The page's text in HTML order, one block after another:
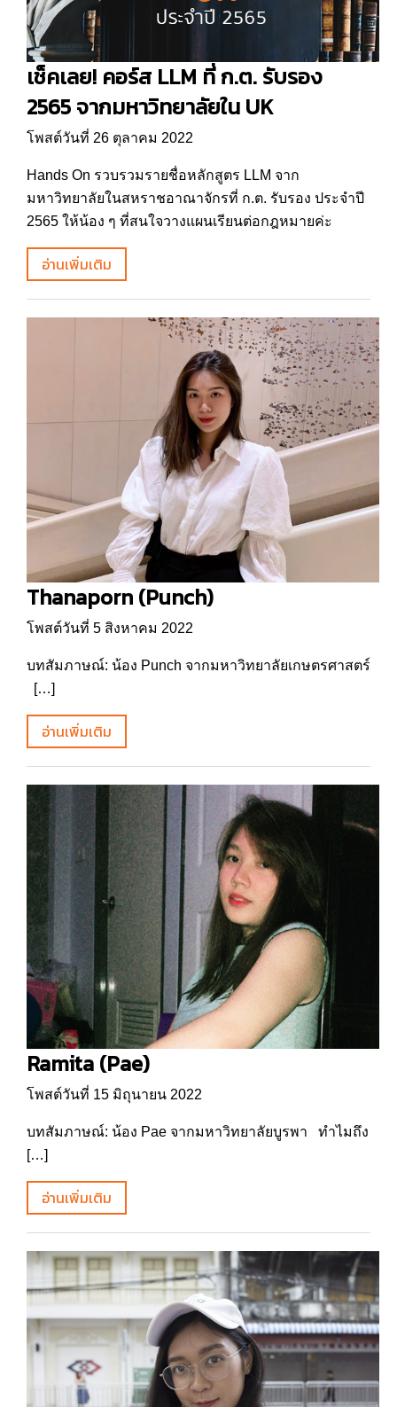
เช็คเลย! คอร์ส LLM ที่ ก.ต. รับรอง
2565 จากมหาวิทยาลัยใน UK
โพสต์วันที่ 26 ตุลาคม 2022
Hands On รวบรวมรายชื่อหลักสูตร LLM จาก
มหาวิทยาลัยในสหราชอาณาจักรที่ ก.ต. รับรอง ประจำปี
2565 ให้น้อง ๆ ที่สนใจวางแผนเรียนต่อกฎหมายค่ะ
อ่านเพิ่มเติม
Thanaporn (Punch)
โพสต์วันที่ 5 สิงหาคม 2022
บทสัมภาษณ์: น้อง Punch จากมหาวิทยาลัยเกษตรศาสตร์
[…]
อ่านเพิ่มเติม
Ramita (Pae)
โพสต์วันที่ 15 มิถุนายน 2022
บทสัมภาษณ์: น้อง Pae จากมหาวิทยาลัยบูรพา ทำไมถึง
[…]
อ่านเพิ่มเติม